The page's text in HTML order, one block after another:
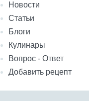
Новости
Статьи
Блоги
Кулинары
Вопрос - Ответ
Добавить рецепт